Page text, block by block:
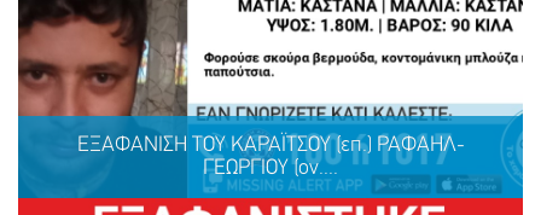
ΕΞΑΦΑΝΙΣΗ ΤΟΥ ΚΑΡΑΪΤΣΟΥ (επ.) ΡΑΦΑΗΛ-
ΓΕΩΡΓΙΟΥ (ον....